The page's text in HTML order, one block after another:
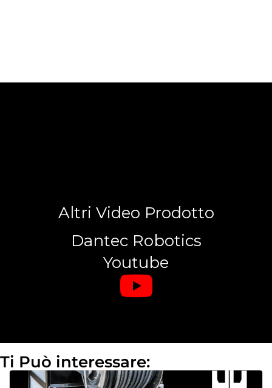
Altri Video Prodotto
Dantec Robotics
Youtube
Ti Può interessare: